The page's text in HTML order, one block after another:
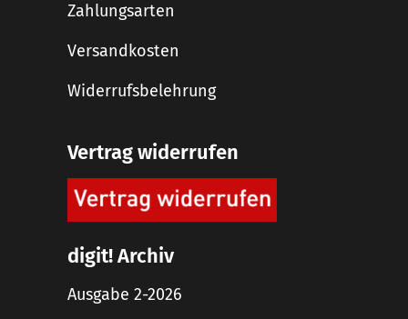
Zahlungsarten
Versandkosten
Widerrufsbelehrung
Vertrag widerrufen
digit! Archiv
Ausgabe 2-2026